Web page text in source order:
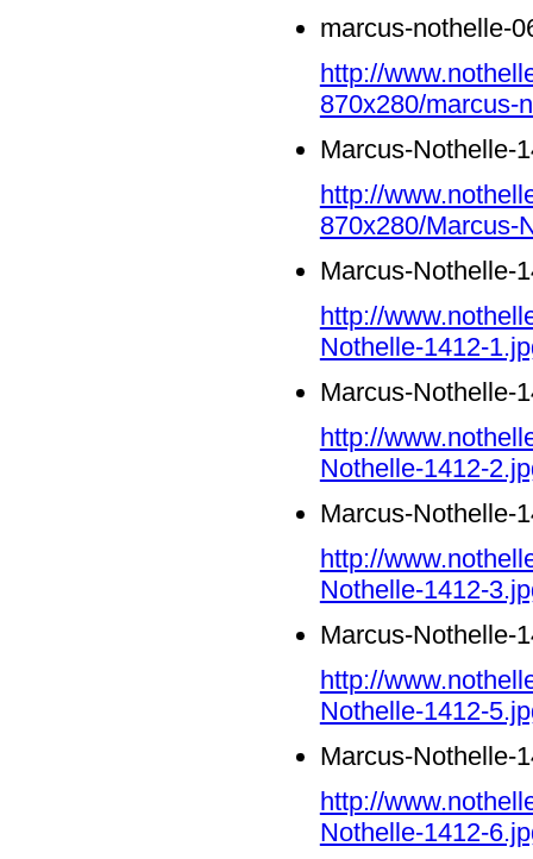
marcus-nothelle-
http://
870x280/marcus-
Marcus-Nothelle-
http://
870x280/Marcus-
Marcus-Nothelle-
http://
Nothelle-1412-
Marcus-Nothelle-
http://
Nothelle-1412-
Marcus-Nothelle-
http://
Nothelle-1412-
Marcus-Nothelle-
http://
Nothelle-1412-
Marcus-Nothelle-
http://
Nothelle-1412-